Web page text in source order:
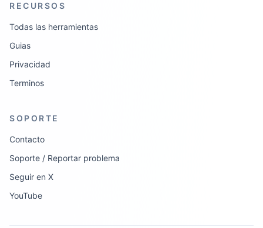
RECURSOS
Todas las herramientas
Guias
Privacidad
Terminos
SOPORTE
Contacto
Soporte / Reportar problema
Seguir en X
YouTube